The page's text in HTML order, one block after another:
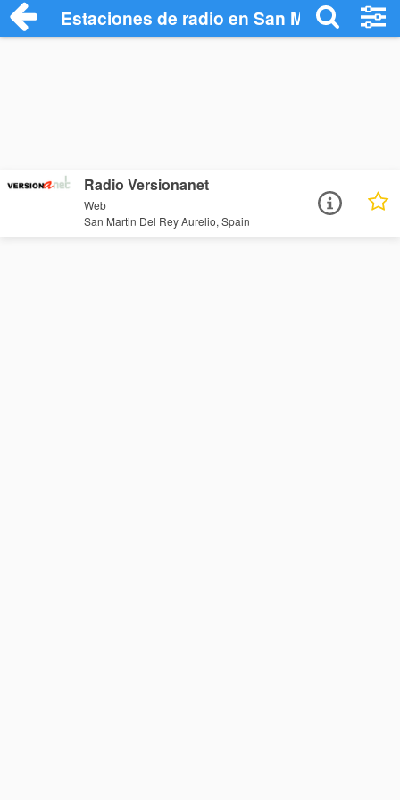
Estaciones de radio en San Martin Del
Radio Versionanet
Web
San Martin Del Rey Aurelio, Spain